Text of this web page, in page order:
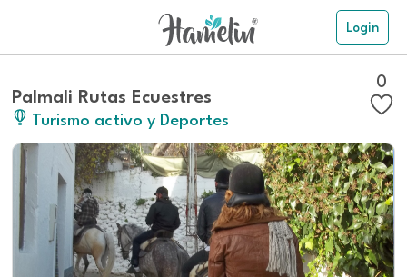
Login
Palmali Rutas Ecuestres
Turismo activo y Deportes
0